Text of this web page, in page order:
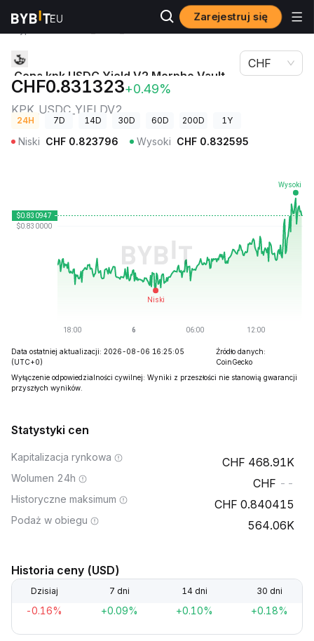
Zarejestruj się
Ceny
Cena kpk USDC Yield V2 Morpho Vault (Arbitrum)
Cena kpk USDC Yield V2 Morpho Vault
(Arbitrum)
KPK_USDC_YIELDV2
CHF0.831323+0.49%
CHF
24H 7D 14D 30D 60D 200D 1Y
Niski CHF 0.823796 Wysoki CHF 0.832595
Data ostatniej aktualizacji: 2026-08-06 16:25:05
(UTC+0)
Źródło danych:
CoinGecko
Wyłączenie odpowiedzialności cywilnej: Wyniki z przeszłości nie stanowią gwarancji
przyszłych wyników.
Statystyki cen
Kapitalizacja rynkowa 468.91K
Wolumen 24h --
Historyczne maksimum 0.840415
Podaż w obiegu 564.06K
Historia ceny (USD)
Dzisiaj 7 dni 14 dni 30 dni
-0.16% +0.09% +0.10% +0.18%